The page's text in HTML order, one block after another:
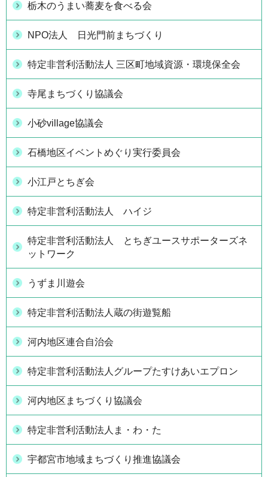
栃木のうまい蕎麦を食べる会
NPO法人 日光門前まちづくり
特定非営利活動法人 三区町地域資源・環境保全会
寺尾まちづくり協議会
小砂village協議会
石橋地区イベントめぐり実行委員会
小江戸とちぎ会
特定非営利活動法人 ハイジ
特定非営利活動法人 とちぎユースサポーターズネ
ットワーク
うずま川遊会
特定非営利活動法人蔵の街遊覧船
河内地区連合自治会
特定非営利活動法人グループたすけあいエプロン
河内地区まちづくり協議会
特定非営利活動法人ま・わ・た
宇都宮市地域まちづくり推進協議会